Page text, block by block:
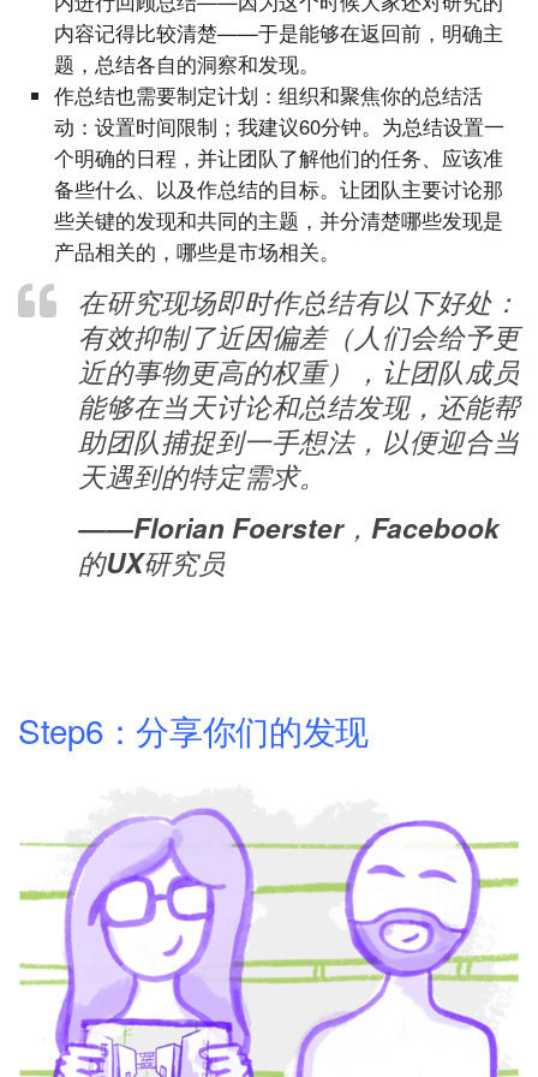
内容记得比较清楚——于是能够在返回前，明确主
题，总结各自的洞察和发现。
作总结也需要制定计划：组织和聚焦你的总结活
动：设置时间限制；我建议60分钟。为总结设置一
个明确的日程，并让团队了解他们的任务、应该准
备些什么、以及作总结的目标。让团队主要讨论那
些关键的发现和共同的主题，并分清楚哪些发现是
产品相关的，哪些是市场相关。
在研究现场即时作总结有以下好处：
有效抑制了近因偏差（人们会给予更
近的事物更高的权重），让团队成员
能够在当天讨论和总结发现，还能帮
助团队捕捉到一手想法，以便迎合当
天遇到的特定需求。
——Florian Foerster，Facebook
的UX研究员
Step6：分享你们的发现